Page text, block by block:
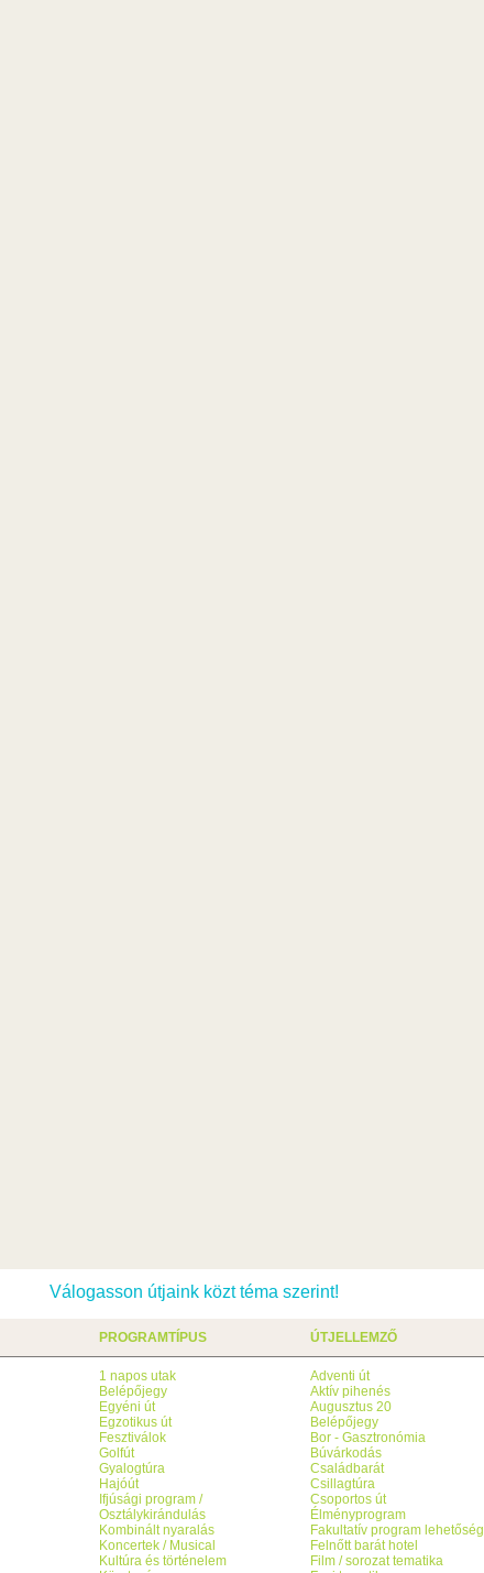
Válogasson útjaink közt téma szerint!
PROGRAMTÍPUS
1 napos utak
Belépőjegy
Egyéni út
Egzotikus út
Fesztiválok
Golfút
Gyalogtúra
Hajóút
Ifjúsági program /
Osztálykirándulás
Kombinált nyaralás
Koncertek / Musical
Kultúra és történelem
ÚTJELLEMZŐ
Adventi út
Aktív pihenés
Augusztus 20
Belépőjegy
Bor - Gasztronómia
Búvárkodás
Családbarát
Csillagtúra
Csoportos út
Élményprogram
Fakultatív program lehetőség
Felnőtt barát hotel
Film / sorozat tematika